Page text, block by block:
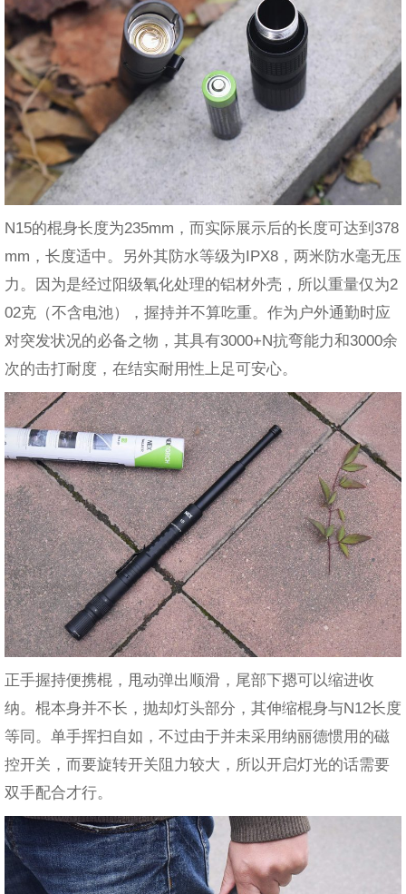
N15的棍身长度为235mm，而实际展示后的长度可达到378
mm，长度适中。另外其防水等级为IPX8，两米防水毫无压
力。因为是经过阳级氧化处理的铝材外壳，所以重量仅为2
02克（不含电池），握持并不算吃重。作为户外通勤时应
对突发状况的必备之物，其具有3000+N抗弯能力和3000余
次的击打耐度，在结实耐用性上足可安心。
正手握持便携棍，甩动弹出顺滑，尾部下摁可以缩进收
纳。棍本身并不长，抛却灯头部分，其伸缩棍身与N12长度
等同。单手挥扫自如，不过由于并未采用纳丽德惯用的磁
控开关，而要旋转开关阻力较大，所以开启灯光的话需要
双手配合才行。